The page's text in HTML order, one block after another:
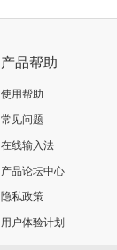
产品帮助
使用帮助
常见问题
在线输入法
产品论坛中心
隐私政策
用户体验计划